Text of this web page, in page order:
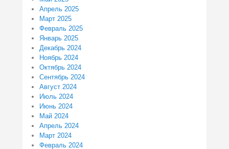
Апрель 2025
Март 2025
Февраль 2025
Январь 2025
Декабрь 2024
Ноябрь 2024
Октябрь 2024
Сентябрь 2024
Август 2024
Июль 2024
Июнь 2024
Май 2024
Апрель 2024
Март 2024
Февраль 2024